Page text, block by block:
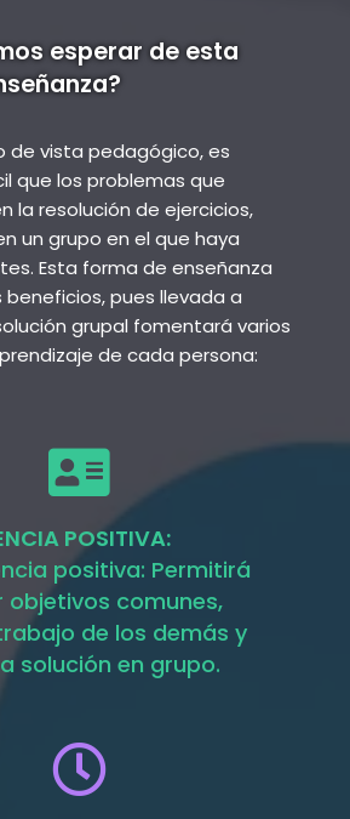
esperar de esta
de vista pedagógico, es
que los problemas que
la resolución de ejercicios,
un grupo en el que haya
Esta forma de enseñanza
pues llevada a
grupal fomentará varios
de cada persona:
POSITIVA:
positiva: Permitirá
objetivos comunes,
de los demás y
solución en grupo.